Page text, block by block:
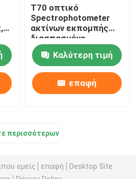
T70 οπτικό
Spectrophotometer
ακτίνων εκπομπής
διασπασμένο,
φωτομετρική σειρά -
0.3 - 3.0Abs
Καλύτερη τιμή
επαφή
περισσότερων
εμείς επαφή
Desktop Site